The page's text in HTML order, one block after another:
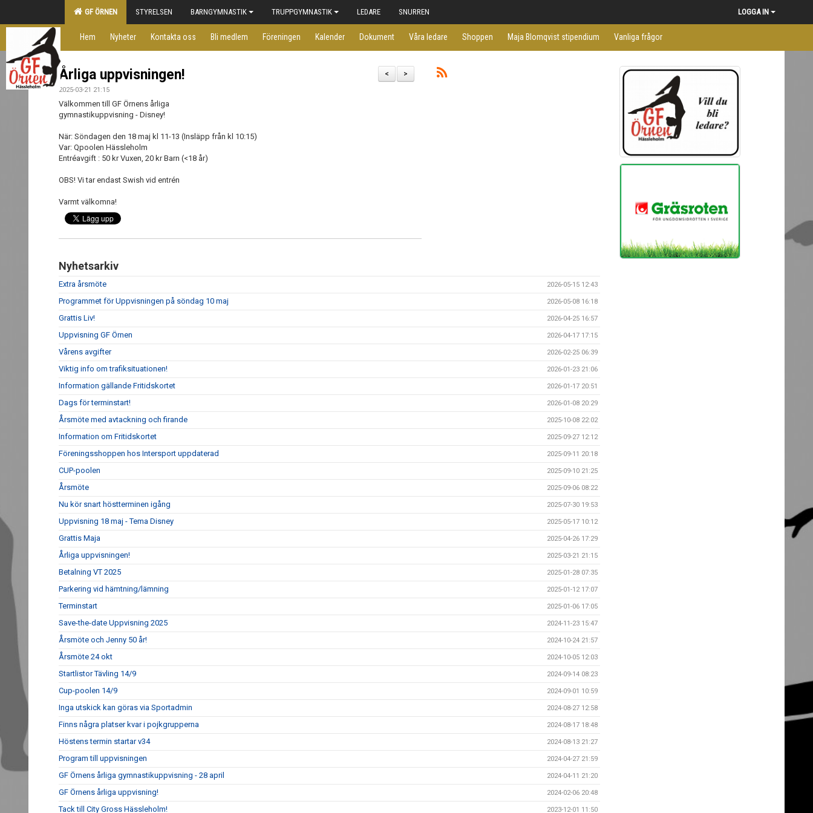
GF ÖRNEN STYRELSEN BARNGYMNASTIK TRUPPGYMNASTIK LEDARE SNURREN LOGGA IN
Hem Nyheter Kontakta oss Bli medlem Föreningen Kalender Dokument Våra ledare Shoppen Maja Blomqvist stipendium Vanliga frågor
>
<
Årliga uppvisningen!
2025-03-21 21:15
Välkommen till GF Örnens årliga
gymnastikuppvisning - Disney!
När: Söndagen den 18 maj kl 11-13 (Insläpp från kl 10:15)
Var: Qpoolen Hässleholm
Entréavgift : 50 kr Vuxen, 20 kr Barn (<18 år)
OBS! Vi tar endast Swish vid entrén
Varmt välkomna!
Nyhetsarkiv
Extra årsmöte 2026-05-15 12:43
Programmet för Uppvisningen på söndag 10 maj 2026-05-08 16:18
Grattis Liv! 2026-04-25 16:57
Uppvisning GF Örnen 2026-04-17 17:15
Vårens avgifter 2026-02-25 06:39
Viktig info om trafiksituationen! 2026-01-23 21:06
Information gällande Fritidskortet 2026-01-17 20:51
Dags för terminstart! 2026-01-08 20:29
Årsmöte med avtackning och firande 2025-10-08 22:02
Information om Fritidskortet 2025-09-27 12:12
Föreningsshoppen hos Intersport uppdaterad 2025-09-11 20:18
CUP-poolen 2025-09-10 21:25
Årsmöte 2025-09-06 08:22
Nu kör snart höstterminen igång 2025-07-30 19:53
Uppvisning 18 maj - Tema Disney 2025-05-17 10:12
Grattis Maja 2025-04-26 17:29
Årliga uppvisningen! 2025-03-21 21:15
Betalning VT 2025 2025-01-28 07:35
Parkering vid hämtning/lämning 2025-01-12 17:07
Terminstart 2025-01-06 17:05
Save-the-date Uppvisning 2025 2024-11-23 15:47
Årsmöte och Jenny 50 år! 2024-10-24 21:57
Årsmöte 24 okt 2024-10-05 12:03
Startlistor Tävling 14/9 2024-09-14 08:23
Cup-poolen 14/9 2024-09-01 10:59
Inga utskick kan göras via Sportadmin 2024-08-27 12:58
Finns några platser kvar i pojkgrupperna 2024-08-17 18:48
Höstens termin startar v34 2024-08-13 21:27
Program till uppvisningen 2024-04-27 21:59
GF Örnens årliga gymnastikuppvisning - 28 april 2024-04-11 21:20
GF Örnens årliga uppvisning! 2024-02-06 20:48
Tack till City Gross Hässleholm! 2023-12-01 11:50